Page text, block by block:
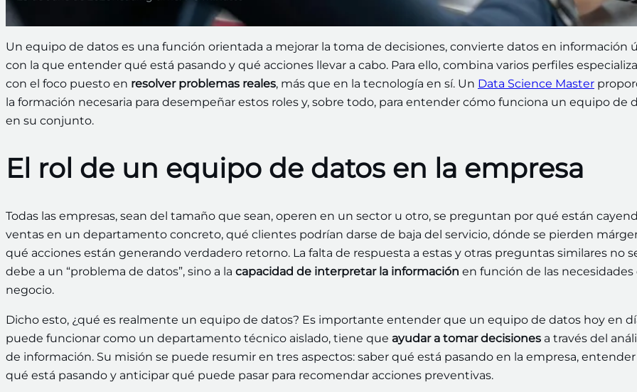
Un equipo de datos es una función orientada a mejorar la toma de decisiones, convierte datos en información
con la que entender qué está pasando y qué acciones llevar a cabo. Para ello, combina varios perfiles
con el foco puesto en resolver problemas reales, más que en la tecnología en sí. Un Data Science Master
la formación necesaria para desempeñar estos roles y, sobre todo, para entender cómo funciona un equipo de
en su conjunto.
El rol de un equipo de datos en la empresa
Todas las empresas, sean del tamaño que sean, operen en un sector u otro, se preguntan por qué están
ventas en un departamento concreto, qué clientes podrían darse de baja del servicio, dónde se pierden
qué acciones están generando verdadero retorno. La falta de respuesta a estas y otras preguntas similares no
debe a un “problema de datos”, sino a la capacidad de interpretar la información en función de las necesidades
negocio.
Dicho esto, ¿qué es realmente un equipo de datos? Es importante entender que un equipo de datos hoy en
puede funcionar como un departamento técnico aislado, tiene que ayudar a tomar decisiones a través del
de información. Su misión se puede resumir en tres aspectos: saber qué está pasando en la empresa,
qué está pasando y anticipar qué puede pasar para recomendar acciones preventivas.